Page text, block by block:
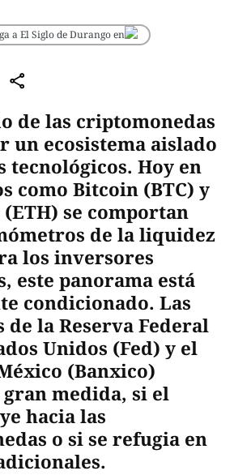
a El Siglo de Durango en
comparte
de las criptomonedas
un ecosistema aislado
tecnológicos. Hoy en
como Bitcoin (BTC) y
se comportan
de la liquidez
los inversores
este panorama está
condicionado. Las
de la Reserva Federal
Unidos (Fed) y el
(Banxico)
medida, si el
hacia las
o si se refugia en